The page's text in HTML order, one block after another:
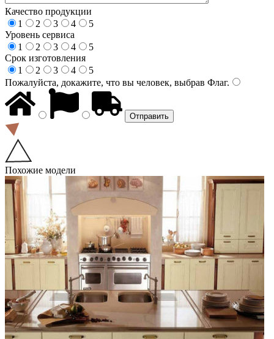
Качество продукции
1
2 3 4
5
Уровень сервиса
1
2 3 4
5
Срок изготовления
1
2 3 4
5
Пожалуйста, докажите, что вы человек, выбрав Флаг.
Похожие модели